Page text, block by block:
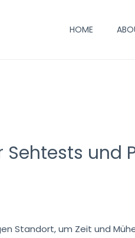
HOME
und
Standort, um Zeit und